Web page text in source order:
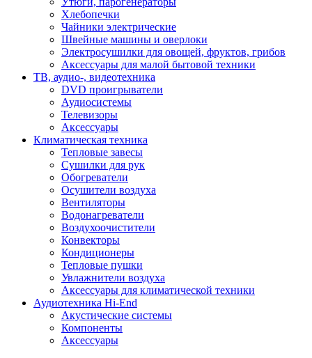
Хлебопечки
Чайники электрические
Швейные машины и оверлоки
Электросушилки для овощей, фруктов, грибов
Аксессуары для малой бытовой техники
ТВ, аудио-, видеотехника
DVD проигрыватели
Аудиосистемы
Телевизоры
Аксессуары
Климатическая техника
Тепловые завесы
Сушилки для рук
Обогреватели
Осушители воздуха
Вентиляторы
Водонагреватели
Воздухоочистители
Конвекторы
Кондиционеры
Тепловые пушки
Увлажнители воздуха
Аксессуары для климатической техники
Аудиотехника Hi-End
Акустические системы
Компоненты
Аксессуары